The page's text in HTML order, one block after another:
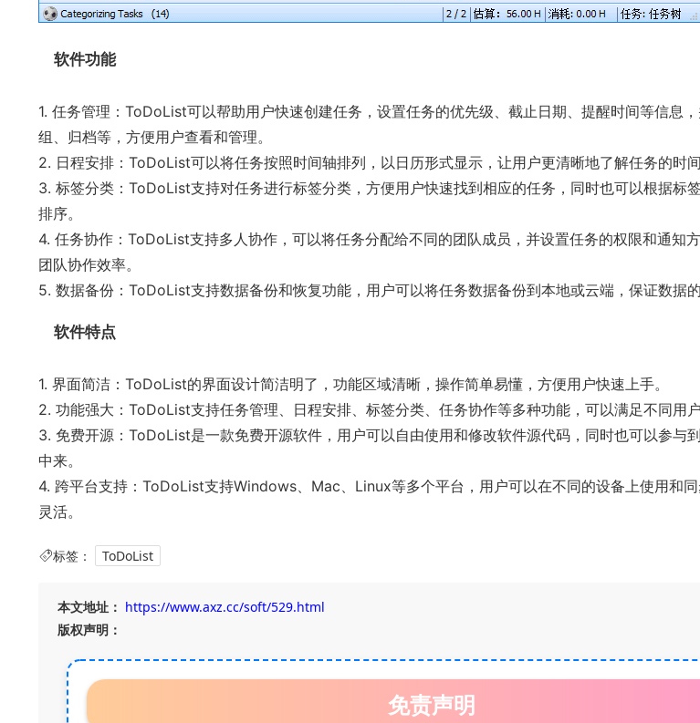
软件功能
1. 任务管理：ToDoList可以帮助用户快速创建任务，设置任务的优先级、截止日期、提醒时间等信息
组、归档等，方便用户查看和管理。
2. 日程安排：ToDoList可以将任务按照时间轴排列，以日历形式显示，让用户更清晰地了解任务的时间
3. 标签分类：ToDoList支持对任务进行标签分类，方便用户快速找到相应的任务，同时也可以根据标
排序。
4. 任务协作：ToDoList支持多人协作，可以将任务分配给不同的团队成员，并设置任务的权限和通知
团队协作效率。
5. 数据备份：ToDoList支持数据备份和恢复功能，用户可以将任务数据备份到本地或云端，保证数据的
软件特点
1. 界面简洁：ToDoList的界面设计简洁明了，功能区域清晰，操作简单易懂，方便用户快速上手。
2. 功能强大：ToDoList支持任务管理、日程安排、标签分类、任务协作等多种功能，可以满足不同用户
3. 免费开源：ToDoList是一款免费开源软件，用户可以自由使用和修改软件源代码，同时也可以参与
中来。
4. 跨平台支持：ToDoList支持Windows、Mac、Linux等多个平台，用户可以在不同的设备上使用和
灵活。
标签： ToDoList
本文地址： https://www.axz.cc/soft/529.html
版权声明：
免责声明